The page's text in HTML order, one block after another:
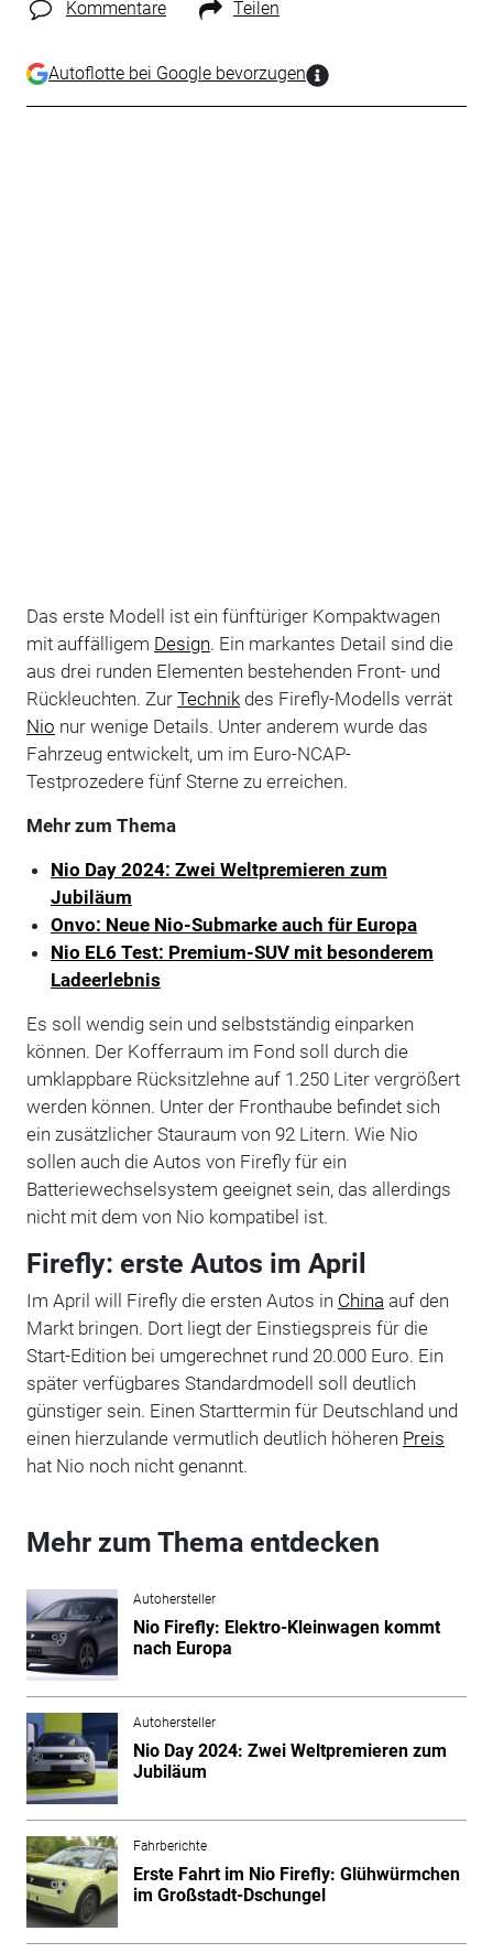
Kommentare Teilen
Autoflotte bei Google bevorzugen
Das erste Modell ist ein fünftüriger Kompaktwagen
mit auffälligem Design. Ein markantes Detail sind die
aus drei runden Elementen bestehenden Front- und
Rückleuchten. Zur Technikdes Firefly-Modells verrät
Nio nur wenige Details. Unter anderem wurde das
Fahrzeug entwickelt, um im Euro-NCAP-
Testprozedere fünf Sterne zu erreichen.
Mehr zum Thema
Nio Day 2024: Zwei Weltpremieren zum
Jubiläum
Onvo: Neue Nio-Submarke auch für Europa
Nio EL6 Test: Premium-SUV mit besonderem
Ladeerlebnis
Es soll wendig sein und selbstständig einparken
können. Der Kofferraum im Fond soll durch die
umklappbare Rücksitzlehne auf 1.250 Liter vergrößert
werden können. Unter der Fronthaube befindet sich
ein zusätzlicher Stauraum von 92 Litern. Wie Nio
sollen auch die Autos von Firefly für ein
Batteriewechselsystem geeignet sein, das allerdings
nicht mit dem von Nio kompatibel ist.
Firefly: erste Autos im April
Im April will Firefly die ersten Autos in China auf den
Markt bringen. Dort liegt der Einstiegspreis für die
Start-Edition bei umgerechnet rund 20.000 Euro. Ein
später verfügbares Standardmodell soll deutlich
günstiger sein. Einen Starttermin für Deutschland und
einen hierzulande vermutlich deutlich höheren Preis
hat Nio noch nicht genannt.
Mehr zum Thema entdecken
Autohersteller
Nio Firefly: Elektro-Kleinwagen kommt
nach Europa
Autohersteller
Nio Day 2024: Zwei Weltpremieren zum
Jubiläum
Fahrberichte
Erste Fahrt im Nio Firefly: Glühwürmchen
im Großstadt-Dschungel